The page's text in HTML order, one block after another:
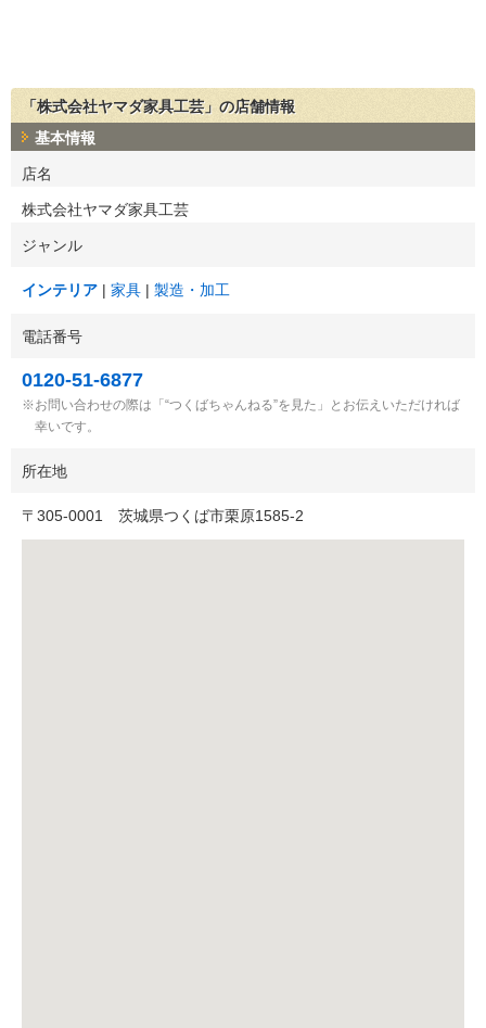
「株式会社ヤマダ家具工芸」の店舗情報
基本情報
店名
株式会社ヤマダ家具工芸
ジャンル
インテリア 家具 製造・加工
電話番号
0120-51-6877
お問い合わせの際は「“つくばちゃんねる”を見た」とお伝えいただければ
幸いです。
所在地
〒 305-0001 茨城県つくば市栗原1585-2